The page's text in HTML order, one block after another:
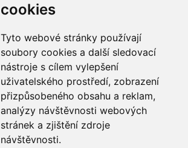
cookies
Tyto webové stránky používají
soubory cookies a další sledovací
nástroje s cílem vylepšení
uživatelského prostředí, zobrazení
přizpůsobeného obsahu a reklam,
analýzy návštěvnosti webových
stránek a zjištění zdroje
návštěvnosti.